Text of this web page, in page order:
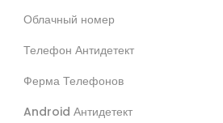
Облачный номер
Телефон Антидетект
Ферма Телефонов
Android Антидетект